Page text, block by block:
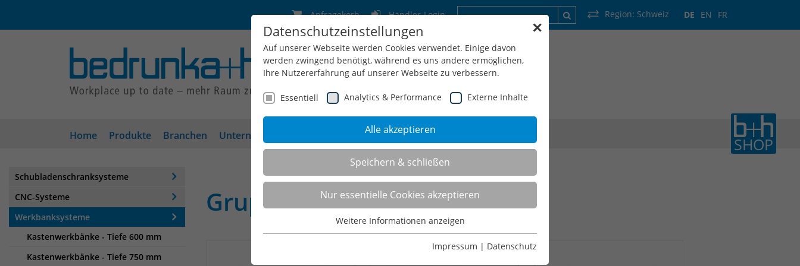
DE EN FR
Region: Schweiz
Händler-Login
Anfragekorb
Schweiz
Home Produkte Branchen Unternehmen Konfiguration Shop SHOP
Schubladenschranksysteme
CNC-Systeme
Werkbanksysteme
Kastenwerkbänke - Tiefe 600 mm
Kastenwerkbänke - Tiefe 750 mm
Gruppenarbeitsplätze
✕
Datenschutzeinstellungen
Auf unserer Webseite werden Cookies verwendet. Einige davon
werden zwingend benötigt, während es uns andere ermöglichen,
Ihre Nutzererfahrung auf unserer Webseite zu verbessern.
Essentiell Analytics & Performance Externe Inhalte
Alle akzeptieren
Speichern & schließen
Nur essentielle Cookies akzeptieren
Essentielle Cookies werden für grundlegende Funktionen der
Weitere Informationen anzeigen
Impressum | Datenschutz